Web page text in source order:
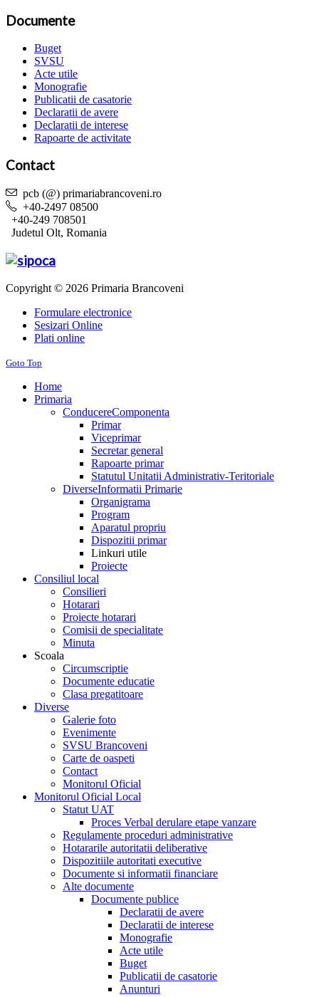
Documente
Buget
SVSU
Acte utile
Monografie
Publicatii de casatorie
Declaratii de avere
Declaratii de interese
Rapoarte de activitate
Contact
pcb (@) primariabrancoveni.ro
+40-2497 08500
+40-249 708501
Judetul Olt, Romania
Copyright © 2026 Primaria Brancoveni
Formulare electronice
Sesizari Online
Plati online
Goto Top
Home
Primaria
ConducereComponenta
Primar
Viceprimar
Secretar general
Rapoarte primar
Statutul Unitatii Administrativ-Teritoriale
DiverseInformatii Primarie
Organigrama
Program
Aparatul propriu
Dispozitii primar
Linkuri utile
Proiecte
Consiliul local
Consilieri
Hotarari
Proiecte hotarari
Comisii de specialitate
Minuta
Scoala
Circumscriptie
Documente educatie
Clasa pregatitoare
Diverse
Galerie foto
Evenimente
SVSU Brancoveni
Carte de oaspeti
Contact
Monitorul Oficial
Monitorul Oficial Local
Statut UAT
Proces Verbal derulare etape vanzare
Regulamente proceduri administrative
Hotararile autoritatii deliberative
Dispozitiile autoritati executive
Documente si informatii financiare
Alte documente
Documente publice
Declaratii de avere
Declaratii de interese
Monografie
Acte utile
Buget
Publicatii de casatorie
Anunturi